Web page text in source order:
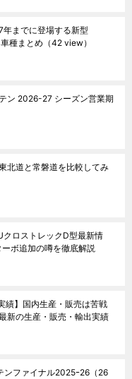
年までに登場する新型
種まとめ （42 view）
ン 2026-27 シーズン営業期
北道と常磐道を比較してみ
クロストレックD型最新情
ボ追加の噂を徹底解説
績】国内生産・販売は苦戦
新の生産・販売・輸出実績
ファイナル2025ｰ26 （26